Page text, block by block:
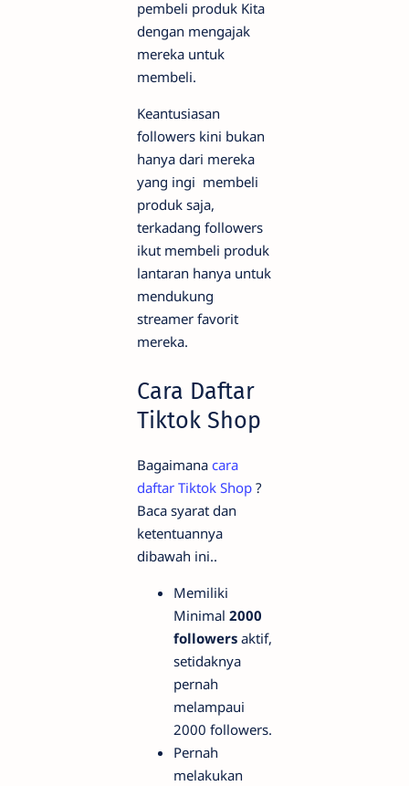
pembeli produk Kita
dengan mengajak
mereka untuk
membeli.
Keantusiasan
followers kini bukan
hanya dari mereka
yang ingi membeli
produk saja,
terkadang followers
ikut membeli produk
lantaran hanya untuk
mendukung
streamer favorit
mereka.
Cara Daftar
Tiktok Shop
Bagaimana cara
daftar Tiktok Shop ?
Baca syarat dan
ketentuannya
dibawah ini..
Memiliki
Minimal 2000
followers aktif,
setidaknya
pernah
melampaui
2000 followers.
Pernah
melakukan